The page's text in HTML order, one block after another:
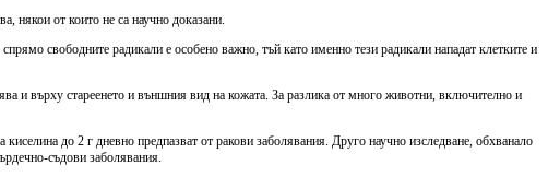
някои от които не са научно доказани.
свободните радикали е особено важно, тъй като именно тези радикали нападат клетките и
и върху стареенето и външния вид на кожата. За разлика от много животни, включително и
до 2 г дневно предпазват от ракови заболявания. Друго научно изследване, обхванало
съдови заболявания.